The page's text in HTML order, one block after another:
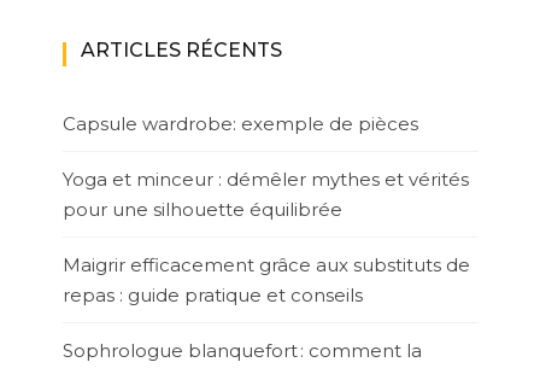
ARTICLES RÉCENTS
Capsule wardrobe: exemple de pièces
Yoga et minceur : démêler mythes et vérités
pour une silhouette équilibrée
Maigrir efficacement grâce aux substituts de
repas : guide pratique et conseils
Sophrologue blanquefort : comment la